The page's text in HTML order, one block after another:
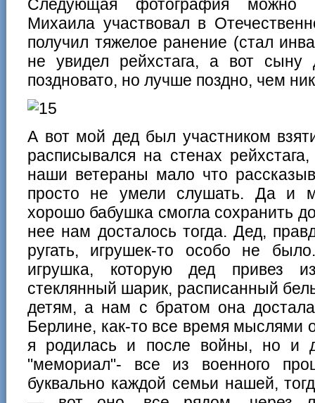
Следующая фотография можно
Михаила участвовал в
получил тяжелое ранение (стал
не увидел рейхстага, а вот сыну
поздновато, но лучше поздно, чем
А вот мой дед был участником
расписывался на стенах
наши ветераны мало что
просто не умели слушать. Да и
хорошо бабушка смогла сохранить
нее нам досталось тогда. Дед,
ругать, игрушек-то особо не
игрушка, которую дед привез
стеклянный шарик, расписанный
детям, а нам с братом она
Берлине, как-то все время мыслями
я родилась и после войны, но и
"мемориал"- все из военного
буквально каждой семьи нашей,